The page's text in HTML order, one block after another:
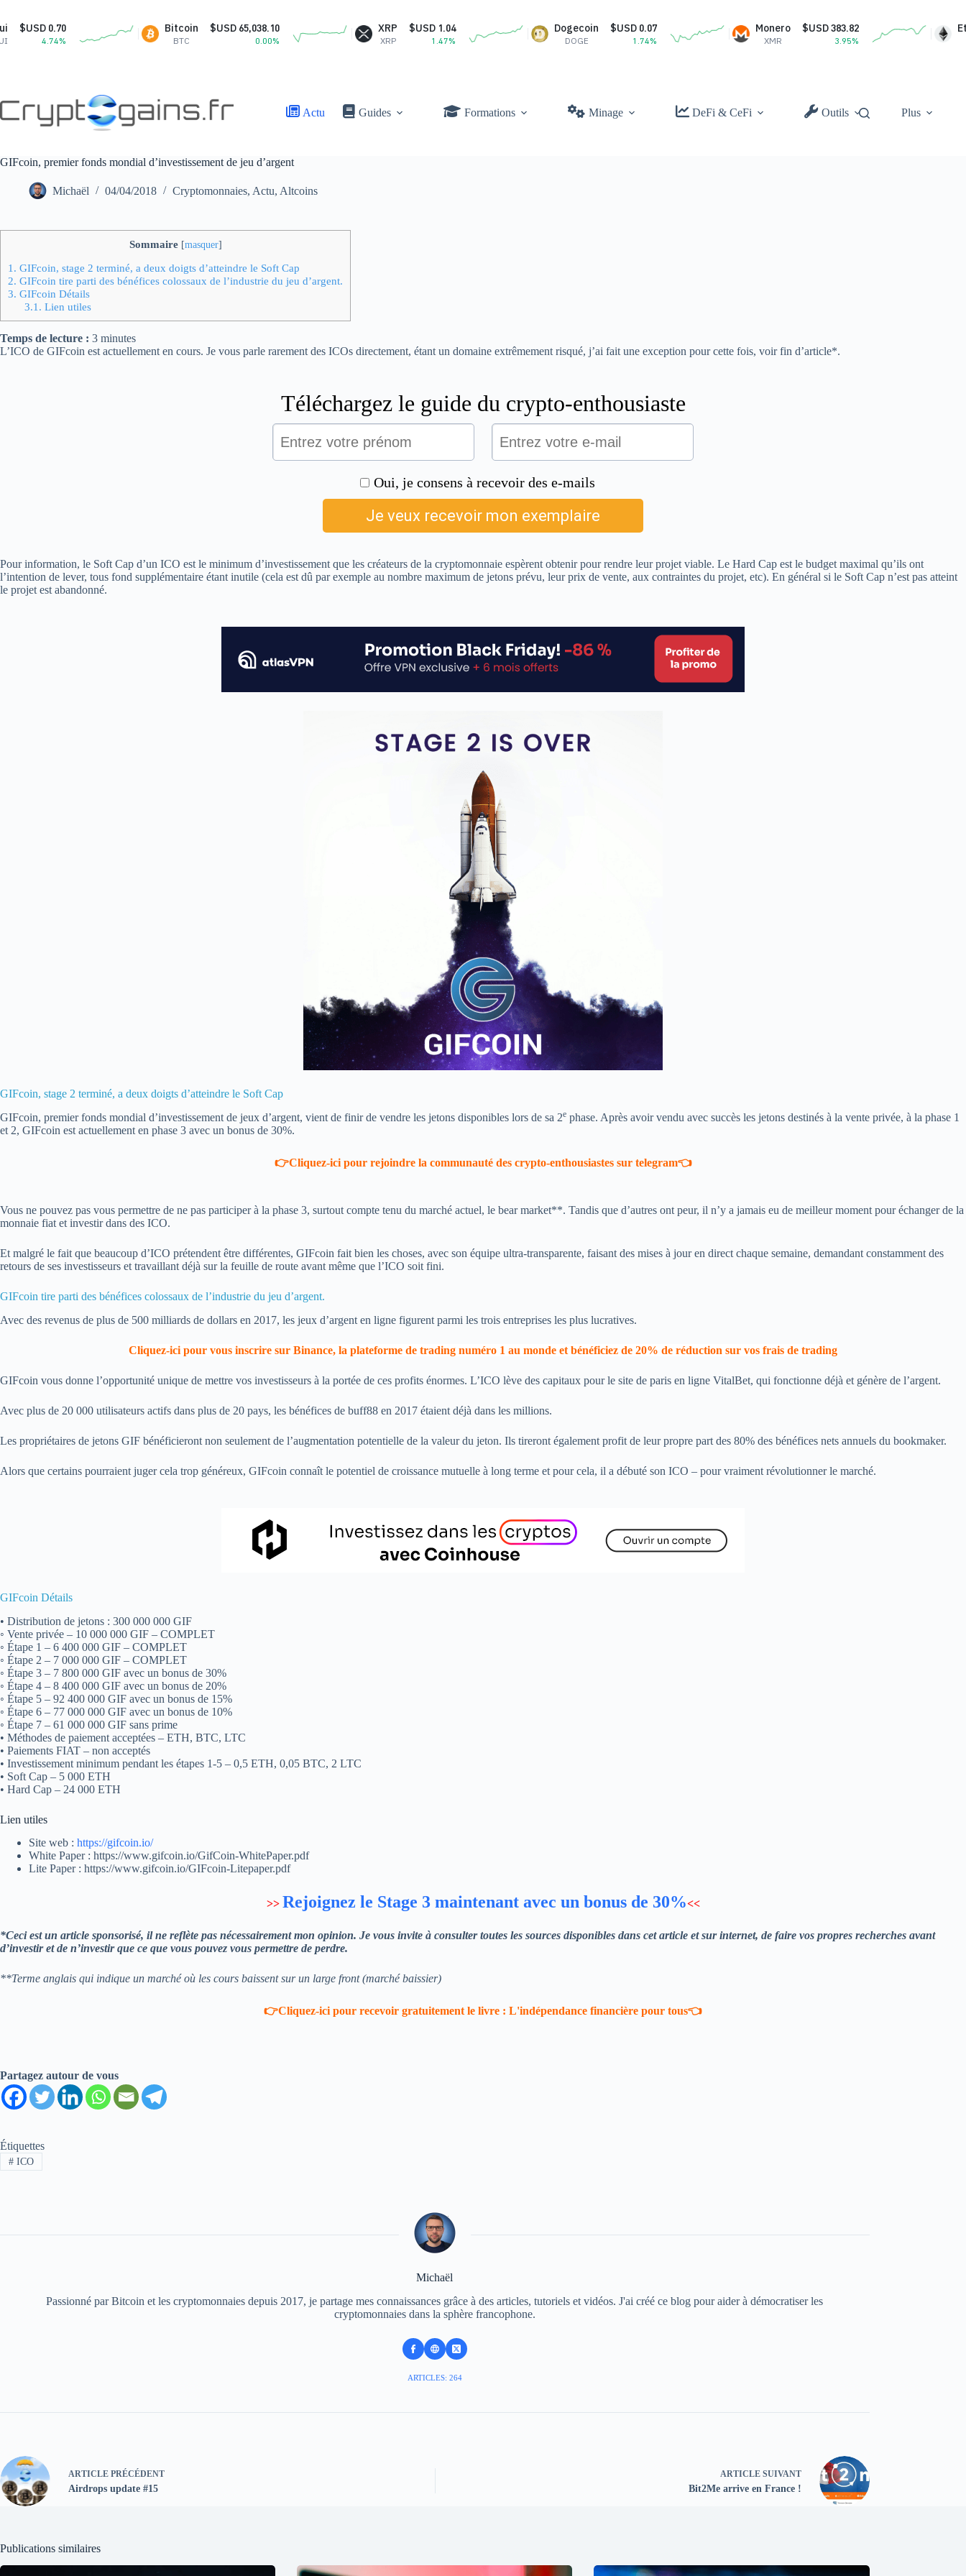
contenu
Bitcoin
BTC
$USD 65,038.10
0.00%
XRP $USD 1.04
1.47%
Dogecoin $USD 0.07
1.74%
Monero $USD 383.82
3.95%
Ethereum
Actu Guides Formations Minage DeFi & CeFi Outils Plus
GIFcoin, premier fonds mondial d’investissement de jeu d’argent
Michaël 04/04/2018 Cryptomonnaies, Actu, Altcoins
Sommaire [masquer]
1. GIFcoin, stage 2 terminé, a deux doigts d’atteindre le Soft Cap
2. GIFcoin tire parti des bénéfices colossaux de l’industrie du jeu d’argent.
3. GIFcoin Détails
3.1. Lien utiles
Temps de lecture : 3 minutes
L’ICO de GIFcoin est actuellement en cours. Je vous parle rarement des ICOs directement, étant un domaine extrêmement risqué, j’ai fait une exception pour cette fois, voir fin d’article*.
Pour information, le Soft Cap d’un ICO est le minimum d’investissement que les créateurs de la cryptomonnaie espèrent obtenir pour rendre leur projet viable. Le Hard Cap est le budget maximal qu’ils ont
l’intention de lever, tous fond supplémentaire étant inutile (cela est dû par exemple au nombre maximum de jetons prévu, leur prix de vente, aux contraintes du projet, etc). En général si le Soft Cap n’est pas atteint
le projet est abandonné.
GIFcoin, stage 2 terminé, a deux doigts d’atteindre le Soft Cap
GIFcoin, premier fonds mondial d’investissement de jeux d’argent, vient de finir de vendre les jetons disponibles lors de sa 2e phase. Après avoir vendu avec succès les jetons destinés à la vente privée, à la phase 1
et 2, GIFcoin est actuellement en phase 3 avec un bonus de 30%.
👉Cliquez-ici pour rejoindre la communauté des crypto-enthousiastes sur telegram👈
Vous ne pouvez pas vous permettre de ne pas participer à la phase 3, surtout compte tenu du marché actuel, le bear market**. Tandis que d’autres ont peur, il n’y a jamais eu de meilleur moment pour échanger de la
monnaie fiat et investir dans des ICO.
Et malgré le fait que beaucoup d’ICO prétendent être différentes, GIFcoin fait bien les choses, avec son équipe ultra-transparente, faisant des mises à jour en direct chaque semaine, demandant constamment des
retours de ses investisseurs et travaillant déjà sur la feuille de route avant même que l’ICO soit fini.
GIFcoin tire parti des bénéfices colossaux de l’industrie du jeu d’argent.
Avec des revenus de plus de 500 milliards de dollars en 2017, les jeux d’argent en ligne figurent parmi les trois entreprises les plus lucratives.
Cliquez-ici pour vous inscrire sur Binance, la plateforme de trading numéro 1 au monde et bénéficiez de 20% de réduction sur vos frais de trading
GIFcoin vous donne l’opportunité unique de mettre vos investisseurs à la portée de ces profits énormes. L’ICO lève des capitaux pour le site de paris en ligne VitalBet, qui fonctionne déjà et génère de l’argent.
Avec plus de 20 000 utilisateurs actifs dans plus de 20 pays, les bénéfices de buff88 en 2017 étaient déjà dans les millions.
Les propriétaires de jetons GIF bénéficieront non seulement de l’augmentation potentielle de la valeur du jeton. Ils tireront également profit de leur propre part des 80% des bénéfices nets annuels du bookmaker.
Alors que certains pourraient juger cela trop généreux, GIFcoin connaît le potentiel de croissance mutuelle à long terme et pour cela, il a débuté son ICO – pour vraiment révolutionner le marché.
GIFcoin Détails
• Distribution de jetons : 300 000 000 GIF
◦ Vente privée – 10 000 000 GIF – COMPLET
◦ Étape 1 – 6 400 000 GIF – COMPLET
◦ Étape 2 – 7 000 000 GIF – COMPLET
◦ Étape 3 – 7 800 000 GIF avec un bonus de 30%
◦ Étape 4 – 8 400 000 GIF avec un bonus de 20%
◦ Étape 5 – 92 400 000 GIF avec un bonus de 15%
◦ Étape 6 – 77 000 000 GIF avec un bonus de 10%
◦ Étape 7 – 61 000 000 GIF sans prime
• Méthodes de paiement acceptées – ETH, BTC, LTC
• Paiements FIAT – non acceptés
• Investissement minimum pendant les étapes 1-5 – 0,5 ETH, 0,05 BTC, 2 LTC
• Soft Cap – 5 000 ETH
• Hard Cap – 24 000 ETH
Lien utiles
Site web : https://gifcoin.io/
White Paper : https://www.gifcoin.io/GifCoin-WhitePaper.pdf
Lite Paper : https://www.gifcoin.io/GIFcoin-Litepaper.pdf
>> Rejoignez le Stage 3 maintenant avec un bonus de 30%<<
*Ceci est un article sponsorisé, il ne reflète pas nécessairement mon opinion. Je vous invite à consulter toutes les sources disponibles dans cet article et sur internet, de faire vos propres recherches avant
d’investir et de n’investir que ce que vous pouvez vous permettre de perdre.
**Terme anglais qui indique un marché où les cours baissent sur un large front (marché baissier)
👉Cliquez-ici pour recevoir gratuitement le livre : L'indépendance financière pour tous👈
Partagez autour de vous
Étiquettes
#ICO
Michaël
Passionné par Bitcoin et les cryptomonnaies depuis 2017, je partage mes connaissances grâce à des articles, tutoriels et vidéos. J'ai créé ce blog pour aider à démocratiser les
cryptomonnaies dans la sphère francophone.
ARTICLES: 264
ARTICLE PRÉCÉDENT
Airdrops update #15
ARTICLESUIVANT
Bit2Me arrive en France !
Publications similaires